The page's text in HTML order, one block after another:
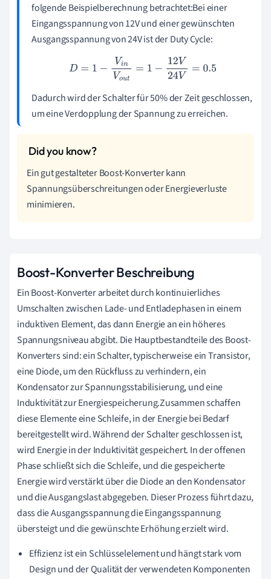
folgende Beispielberechnung betrachtet:Bei einer
Eingangsspannung von 12V und einer gewünschten
Ausgangsspannung von 24V ist der Duty Cycle:
D= 1− VinVou t= 1− 12 V24V=0.5
Dadurch wird der Schalter für 50% der Zeit geschlossen,
um eine Verdopplung der Spannung zu erreichen.
Ein gut gestalteter Boost-Konverter kann
Spannungsüberschreitungen oder Energieverluste
minimieren.
Boost-Konverter Beschreibung
Ein Boost-Konverter arbeitet durch kontinuierliches
Umschalten zwischen Lade- und Entladephasen in einem
induktiven Element, das dann Energie an ein höheres
Spannungsniveau abgibt. Die Hauptbestandteile des Boost-
Konverters sind: ein Schalter, typischerweise ein Transistor,
eine Diode, um den Rückfluss zu verhindern, ein
Kondensator zur Spannungsstabilisierung, und eine
Induktivität zur Energiespeicherung.Zusammen schaffen
diese Elemente eine Schleife, in der Energie bei Bedarf
bereitgestellt wird. Während der Schalter geschlossen ist,
wird Energie in der Induktivität gespeichert. In der offenen
Phase schließt sich die Schleife, und die gespeicherte
Energie wird verstärkt über die Diode an den Kondensator
und die Ausgangslast abgegeben. Dieser Prozess führt dazu,
dass die Ausgangsspannung die Eingangsspannung
übersteigt und die gewünschte Erhöhung erzielt wird.
Effizienz ist ein Schlüsselelement und hängt stark vom
Design und der Qualität der verwendeten Komponenten